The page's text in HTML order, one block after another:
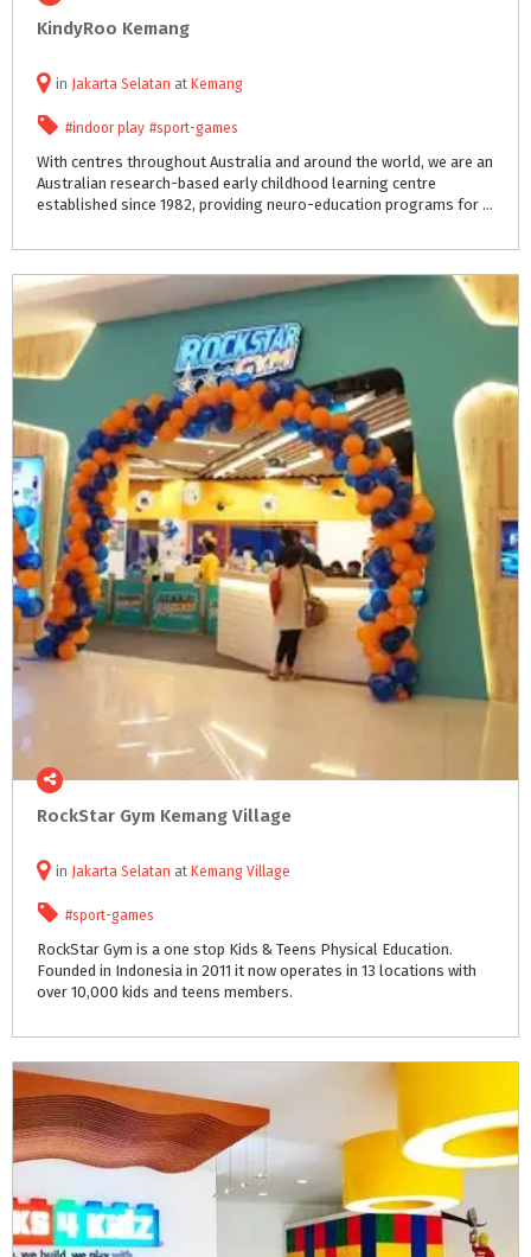
KindyRoo Kemang
in Jakarta Selatan at Kemang
#indoor play #sport-games
With centres throughout Australia and around the world, we are an
Australian research-based early childhood learning centre
established since 1982, providing neuro-education programs for babies from six weeks old to children of five years of age
RockStar Gym Kemang Village
in Jakarta Selatan at Kemang Village
#sport-games
RockStar Gym is a one stop Kids & Teens Physical Education.
Founded in Indonesia in 2011 it now operates in 13 locations with
over 10,000 kids and teens members.